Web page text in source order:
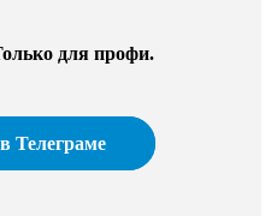
для профи.​
Телеграме